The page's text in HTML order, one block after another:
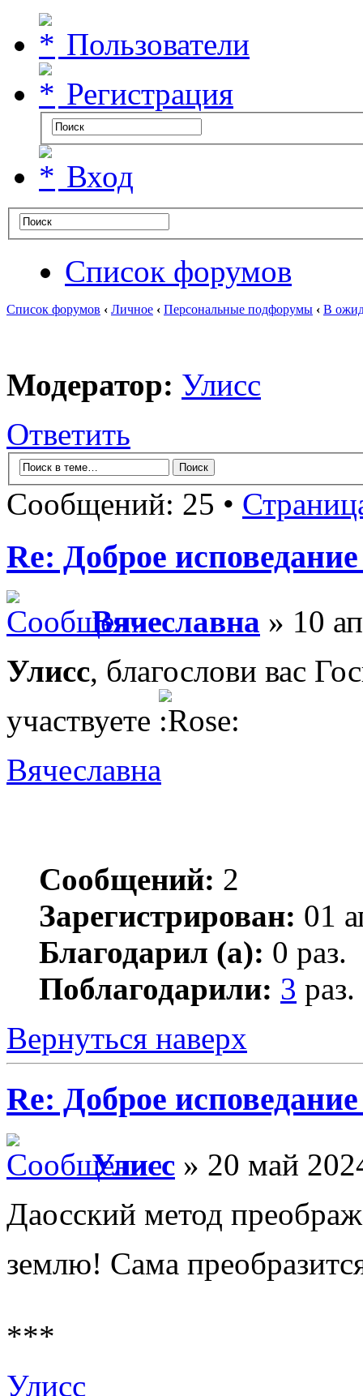
Пользователи
Регистрация
Вход
Список форумов
Список форумов ‹ Личное ‹ Персональные подфорумы ‹ В
Модератор: Улисс
Ответить
Сообщений: 25 •
Re: Доброе
Вячеславна » 10
Улисс, благослови вас
участвуете
Вячеславна
Сообщений: 2
Зарегистрирован: 01
Благодарил (а): 0 раз.
Поблагодарили: 3 раз.
Вернуться наверх
Re: Доброе
Улисс » 20 май
Даосский метод
землю! Сама
***
Улисс